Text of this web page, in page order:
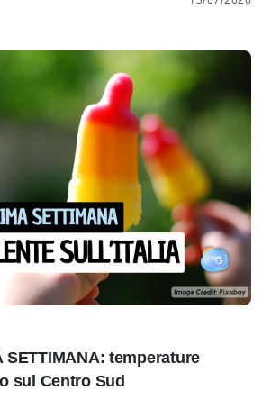
SETTIMANA: temperature
sul Centro Sud